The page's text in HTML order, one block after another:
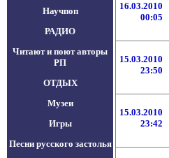
Научпоп
РАДИО
Читают и поют авторы
РП
ОТДЫХ
Музеи
Игры
Песни русского застолья
16.03.2010
00:05
15.03.2010
23:50
15.03.2010
23:42